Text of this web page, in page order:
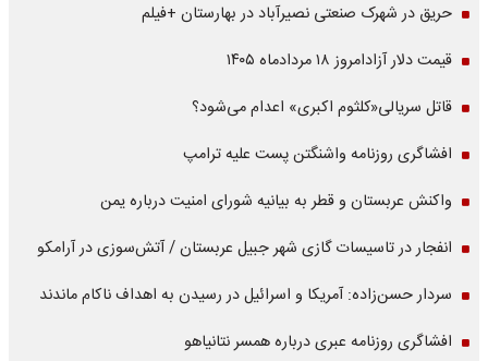
حریق در شهرک صنعتی نصیرآباد در بهارستان +فیلم
قیمت دلار آزادامروز ۱۸ مردادماه ۱۴۰۵
قاتل سریالی«کلثوم اکبری» اعدام می‌شود؟
افشاگری روزنامه واشنگتن پست علیه ترامپ
واکنش عربستان و قطر به بیانیه شورای امنیت درباره یمن
انفجار در تاسیسات گازی شهر جبیل عربستان / آتش‌سوزی در آرامکو
سردار حسن‌زاده: آمریکا و اسرائیل در رسیدن به اهداف ناکام ماندند
افشاگری روزنامه عبری درباره همسر نتانیاهو